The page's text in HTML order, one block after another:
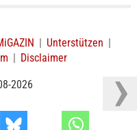
| Unterstützen |
| Disclaimer
2026